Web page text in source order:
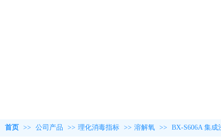
首页 >> 公司产品 >> 理化消毒指标 >> 溶解氧 >> BX-S606A 集